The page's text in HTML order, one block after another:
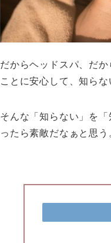
だからヘッドスパ、だ
ことに安心して、知らな
そんな「知らない」を
ったら素敵だなぁと思う